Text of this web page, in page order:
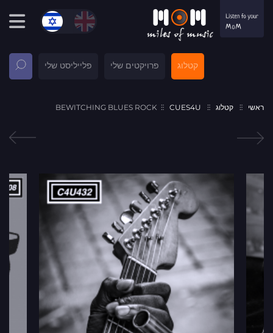
קטלוג פרויקטים שלי פלייליסט שלי
ראשי קטלוג CUES4U
BEWITCHING BLUES ROCK